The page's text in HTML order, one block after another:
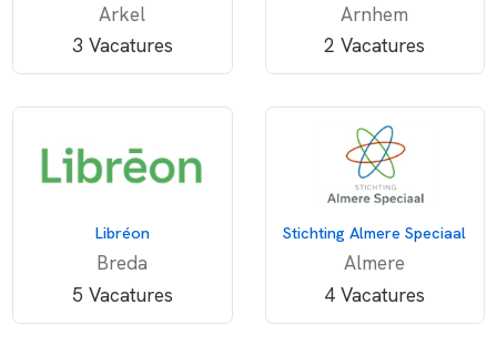
Arkel
3 Vacatures
Arnhem
2 Vacatures
Libréon
Breda
5 Vacatures
Stichting Almere Speciaal
Almere
4 Vacatures